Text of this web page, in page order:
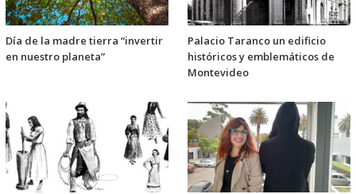
Día de la madre tierra “invertir
en nuestro planeta”
Palacio Taranco un edificio
históricos y emblemáticos de
Montevideo